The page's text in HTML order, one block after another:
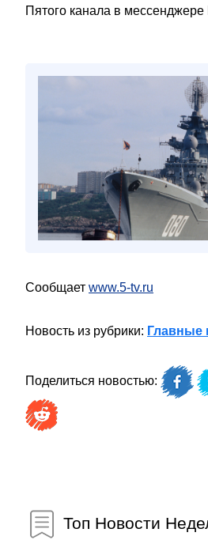
Пятого канала в
Сообщает www.5-tv.ru
Новость из рубрики: Главные
Поделиться новостью:
Топ Новости